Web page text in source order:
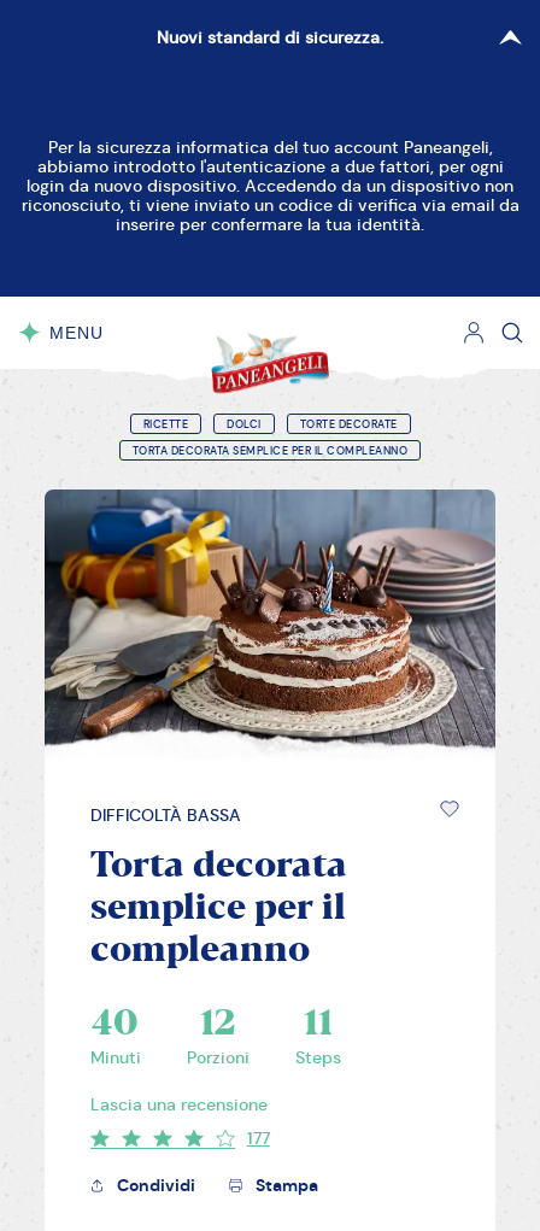
Nuovi standard di sicurezza.
Per la sicurezza informatica del tuo account Paneangeli,
abbiamo introdotto l'autenticazione a due fattori, per ogni
login da nuovo dispositivo. Accedendo da un dispositivo non
riconosciuto, ti viene inviato un codice di verifica via email da
inserire per confermare la tua identità.
MENU
RICETTE DOLCI
TORTE DECORATE
TORTA DECORATA SEMPLICE PER IL COMPLEANNO
DIFFICOLTÀ BASSA
Torta decorata
semplice per il
compleanno
40
Minuti
12
Porzioni
11
Steps
Lascia una recensione
177
Condividi Stampa